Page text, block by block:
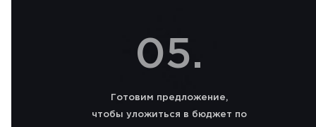
05.
Готовим предложение,
чтобы уложиться в бюджет по